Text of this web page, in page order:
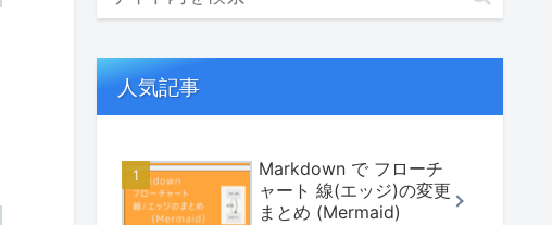
人気記事
Markdown で フローチ
ャート 線(エッジ)の変更
まとめ (Mermaid)